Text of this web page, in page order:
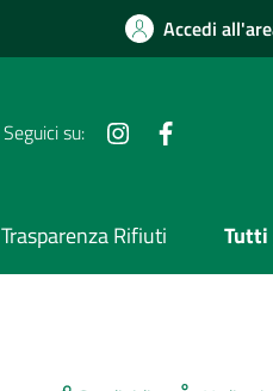
Accedi
Seguici su: Instagram
Trasparenza Rifiuti Tutti